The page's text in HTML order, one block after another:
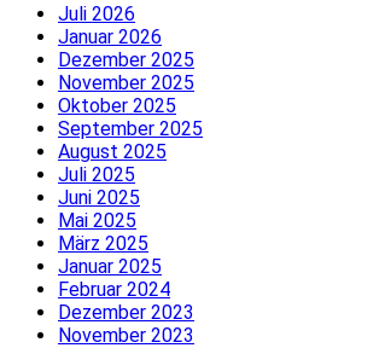
Juli 2026
Januar 2026
Dezember 2025
November 2025
Oktober 2025
September 2025
August 2025
Juli 2025
Juni 2025
Mai 2025
März 2025
Januar 2025
Februar 2024
Dezember 2023
November 2023